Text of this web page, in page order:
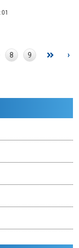
8 9 ›